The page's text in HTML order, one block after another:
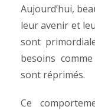
Aujourd’hui,
leur avenir et
sont
besoins
sont réprimés.
Ce